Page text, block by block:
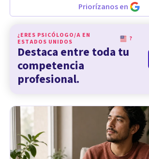
Priorízanos en
¿ERES PSICÓLOGO/A EN
ESTADOS UNIDOS
?
Destaca entre toda tu
competencia
profesional.